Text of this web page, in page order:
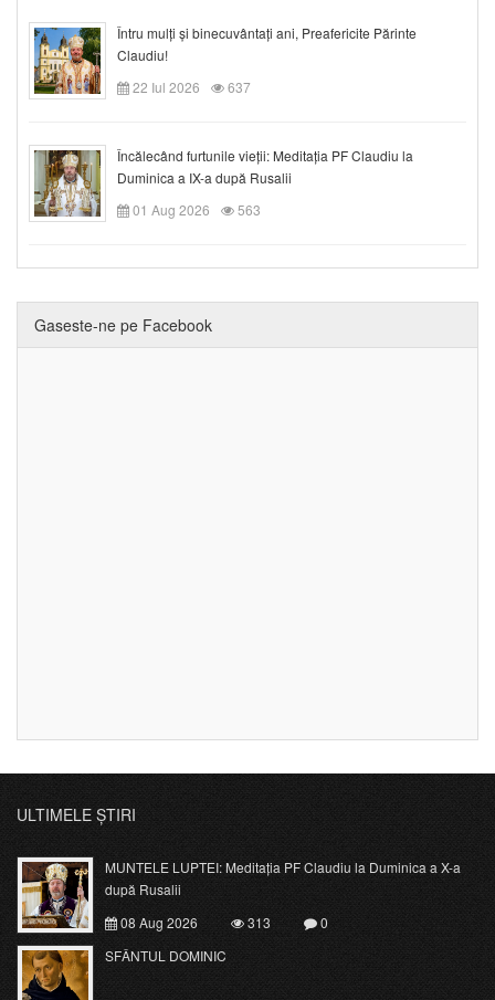
Întru mulți și binecuvântați ani, Preafericite Părinte
Claudiu!
22 Iul 2026
637
Încălecând furtunile vieții: Meditația PF Claudiu la
Duminica a IX-a după Rusalii
01 Aug 2026
563
Gaseste-ne pe Facebook
ULTIMELE ȘTIRI
MUNTELE LUPTEI: Meditația PF Claudiu la Duminica a X-a
după Rusalii
08 Aug 2026
313
0
SFÂNTUL DOMINIC